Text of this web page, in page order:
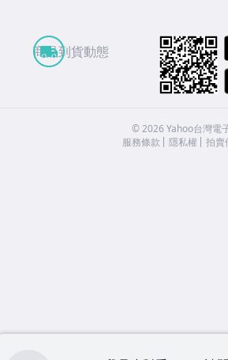
商品到貨動態
©2026 Yahoo台灣電
服務條款
隱私權 拍賣